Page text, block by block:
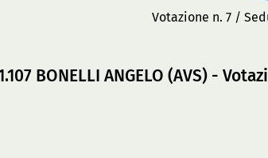
Votazione n. 7 /
BONELLI ANGELO (AVS) -